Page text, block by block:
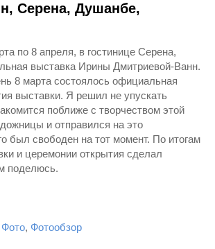
Серена, Душанбе,
по 8 апреля, в гостинице Серена,
выставка Ирины Дмитриевой-Ванн.
8 марта состоялось официальная
выставки. Я решил не упускать
поближе с творчеством этой
и отправился на это
был свободен на тот момент. По итогам
и церемонии открытия сделал
поделюсь.
Фото, Фотообзор